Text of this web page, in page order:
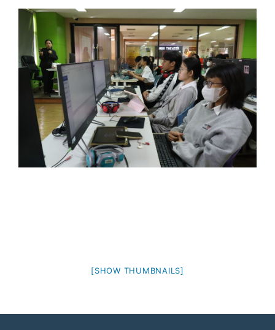
[SHOW THUMBNAILS]